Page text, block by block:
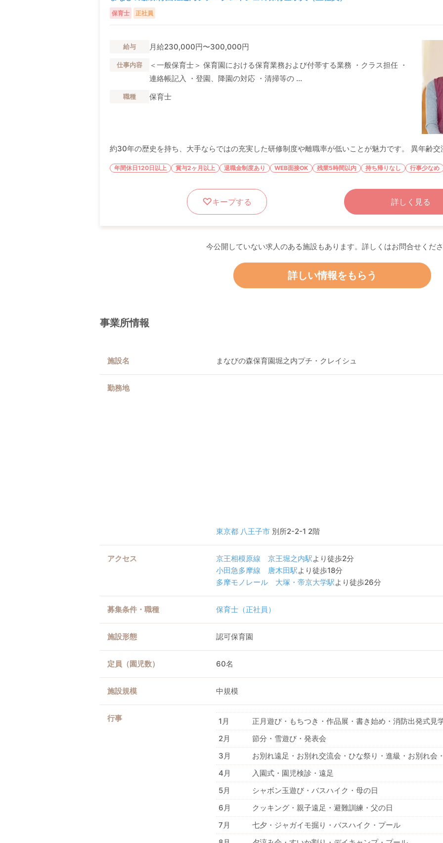
保育士 正社員
給与 月給230,000円〜300,000円
仕事内容
＜一般保育士＞ 保育園における保育業務および付帯する業務 ・クラス担任 ・
連絡帳記入 ・登園、降園の対応 ・清掃等の ...
職種 保育士
約30年の歴史を持ち、大手ならではの充実した研修制度や離職率が低いことが魅力です。 異年齢
年間休日120日以上 賞与2ヶ月以上 退職金制度あり WEB面接OK 残業5時間以内 持ち帰りなし 行事少なめ
キープする 詳しく見る
今公開していない求人のある施設もあります。詳しくはお問合せくだ
詳しい情報をもらう
事業所情報
施設名 まなびの森保育園堀之内プチ・クレイシュ
勤務地
東京都 八王子市別所2-2-1 2階
アクセス 京王相模原線 京王堀之内駅より徒歩2分
小田急多摩線
唐木田駅より徒歩18分
多摩モノレール
大塚・帝京大学駅より徒歩26分
募集条件・職種 保育士（正社員）
施設形態 認可保育園
定員（園児数） 60名
施設規模 中規模
行事 1月
正月遊び・もちつき・作品展・書き始め・消防出発式見
2月
節分・雪遊び・発表会
3月
お別れ遠足・お別れ交流会・ひな祭り・進級・お別れ会
4月
入園式・園児検診・遠足
5月
シャボン玉遊び・バスハイク・母の日
6月
クッキング・親子遠足・避難訓練・父の日
7月
七夕・ジャガイモ掘り・バスハイク・プール